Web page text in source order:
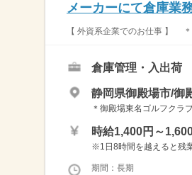
メーカーにて倉庫業
【 外資系企業でのお仕事 】
倉庫管理・入出荷
静岡県御殿場市/御
＊御殿場東名ゴルフクラ
時給1,400円～
※1日8時間を越えると残
期間：長期